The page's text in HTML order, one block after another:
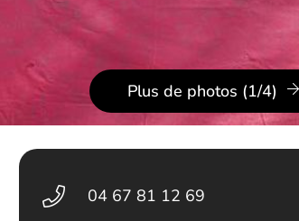
Plus de photos (1/4)
04 67 81 12 69